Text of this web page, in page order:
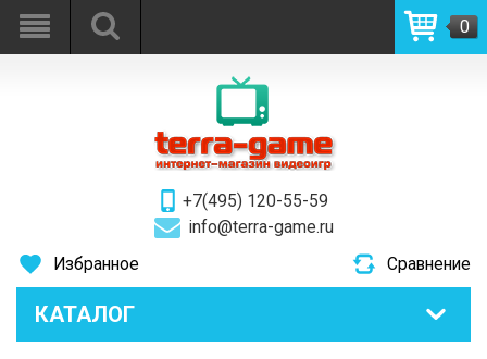
+7(495) 120-55-59
info@terra-game.ru
0
Избранное Сравнение
КАТАЛОГ